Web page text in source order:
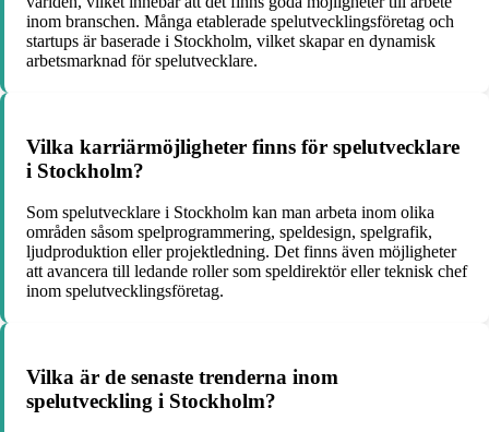
inom branschen. Många etablerade spelutvecklingsföretag och
startups är baserade i Stockholm, vilket skapar en dynamisk
arbetsmarknad för spelutvecklare.
Vilka karriärmöjligheter finns för spelutvecklare
i Stockholm?
Som spelutvecklare i Stockholm kan man arbeta inom olika
områden såsom spelprogrammering, speldesign, spelgrafik,
ljudproduktion eller projektledning. Det finns även möjligheter
att avancera till ledande roller som speldirektör eller teknisk chef
inom spelutvecklingsföretag.
Vilka är de senaste trenderna inom
spelutveckling i Stockholm?